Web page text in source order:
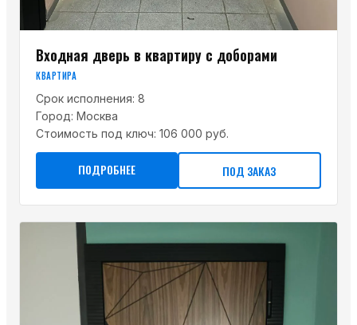
Входная дверь в квартиру с доборами
КВАРТИРА
Срок исполнения: 8
Город: Москва
Стоимость под ключ: 106 000 руб.
ПОДРОБНЕЕ ПОД ЗАКАЗ